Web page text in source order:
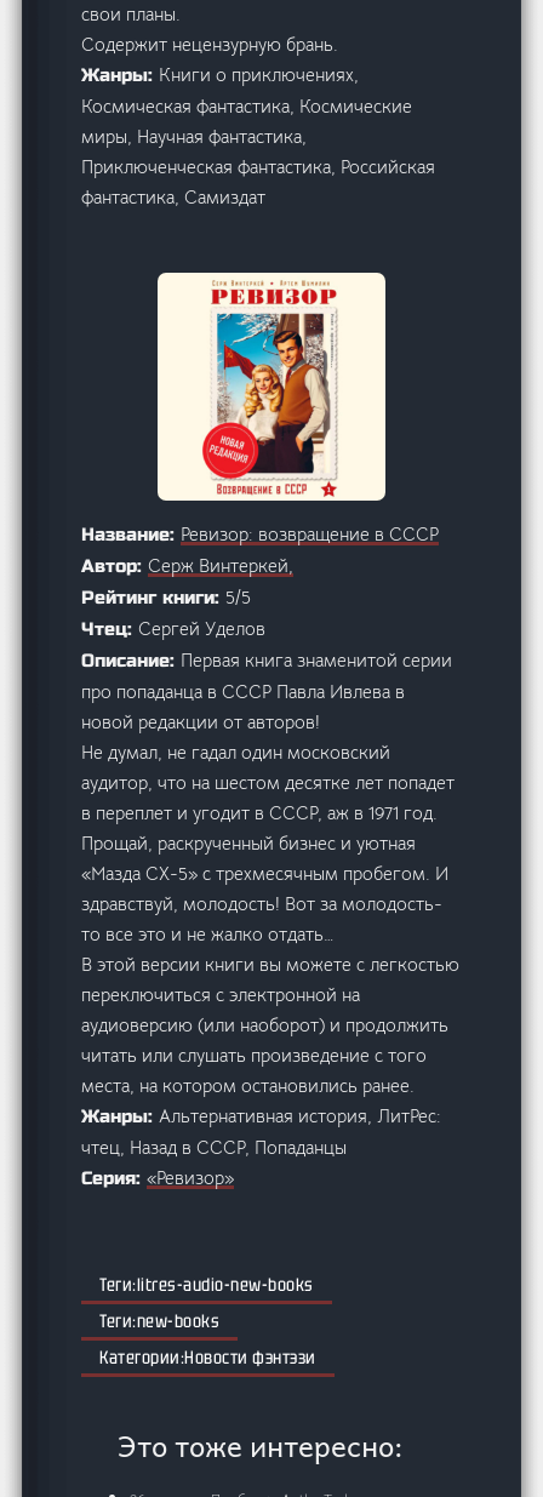
свои планы.
Содержит нецензурную брань.
Жанры: Книги о приключениях,
Космическая фантастика, Космические
миры, Научная фантастика,
Приключенческая фантастика, Российская
фантастика, Самиздат
Название: Ревизор: возвращение в СССР
Автор:Серж Винтеркей,
Рейтинг книги: 5/5
Чтец:Сергей Уделов
Описание: Первая книга знаменитой серии
про попаданца в СССР Павла Ивлева в
новой редакции от авторов!
Не думал, не гадал один московский
аудитор, что на шестом десятке лет попадет
в переплет и угодит в СССР, аж в 1971 год.
Прощай, раскрученный бизнес и уютная
«Мазда СХ-5» с трехмесячным пробегом. И
здравствуй, молодость! Вот за молодость-
то все это и не жалко отдать…
В этой версии книги вы можете с легкостью
переключиться с электронной на
аудиоверсию (или наоборот) и продолжить
читать или слушать произведение с того
места, на котором остановились ранее.
Жанры:Альтернативная история, ЛитРес:
чтец, Назад в СССР, Попаданцы
Серия:«Ревизор»
litres-audio-new-books
new-books
Новости фэнтэзи
Это тоже интересно: